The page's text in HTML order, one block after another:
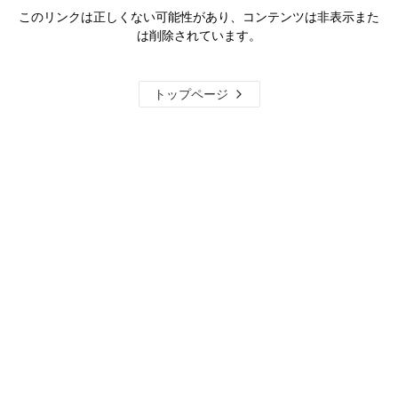
このリンクは正しくない可能性があり、コンテンツは非表示また
は削除されています。
トップページ